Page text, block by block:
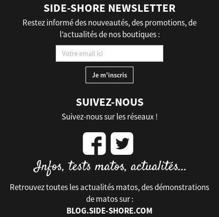
SIDE-SHORE NEWSLETTER
Restez informé des nouveautés, des promotions, de
l’actualités de nos boutiques :
SUIVEZ-NOUS
Suivez-nous sur les réseaux !
Retrouvez toutes les actualités matos, des démonstrations
de matos sur :
BLOG.SIDE-SHORE.COM